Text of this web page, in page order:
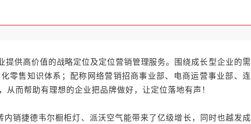
供高价值的战略定位及定位营销管理服务。
围绕成长型企业的需
零售知识体系； 配称 网络营销招商事业部、电商运营事业部、连
从而帮助有理想的企业把品牌做好，让定位落地有声！
销捷德韦尔橱柜灯、派沃空气能带来了亿级增长，同时也越发成